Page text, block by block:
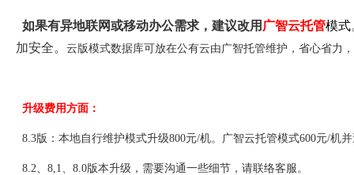
如果有异地联网或移动办公需求 ，建议改用 广智云托管模式
加安全。 云版模式数据库可放在公有云由广智托管维护，省心省力
升级费用方面：
8.3版：本地自行维护模式升级800元/机。广智云托管模式600元/机
8.2、8,1、8.0版本升级，需要沟通一些细节，请联络客服。